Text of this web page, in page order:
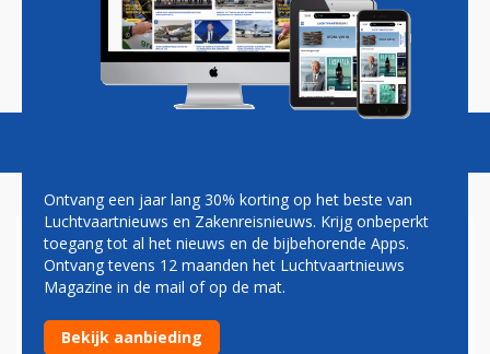
Magazine Podcasts Vacatures
MOTORSCHADE A320NEO
VERSTOORT PLANNING
AIRBUS NIET
Ontvang een jaar lang 30% korting op het beste van
Luchtvaartnieuws en Zakenreisnieuws. Krijg onbeperkt
toegang tot al het nieuws en de bijbehorende Apps.
Ontvang tevens 12 maanden het Luchtvaartnieuws
Magazine in de mail of op de mat.
Bekijk aanbieding